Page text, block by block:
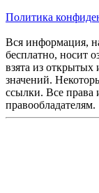
Политика
Вся информация,
бесплатно, носит
взята из открытых
значений.
ссылки. Все права
правообладателям.